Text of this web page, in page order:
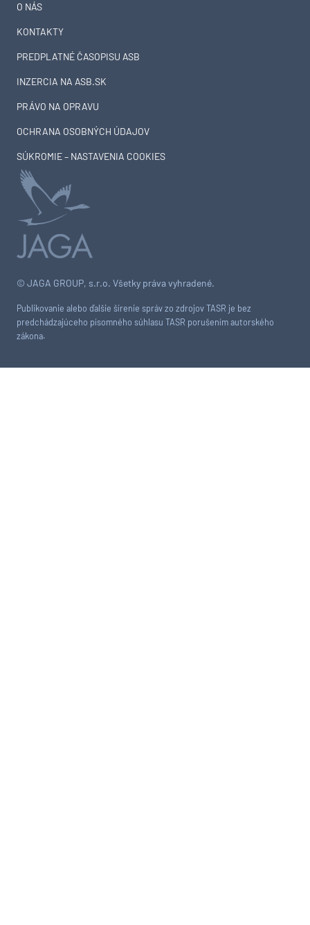
© JAGA GROUP, s.r.o. Všetky práva vyhradené.
Publikovanie alebo ďalšie šírenie správ zo zdrojov TASR je bez
predchádzajúceho písomného súhlasu TASR porušením autorského
zákona.
O NÁS
KONTAKTY
PREDPLATNÉ ČASOPISU ASB
INZERCIA NA ASB.SK
PRÁVO NA OPRAVU
OCHRANA OSOBNÝCH ÚDAJOV
SÚKROMIE – NASTAVENIA COOKIES